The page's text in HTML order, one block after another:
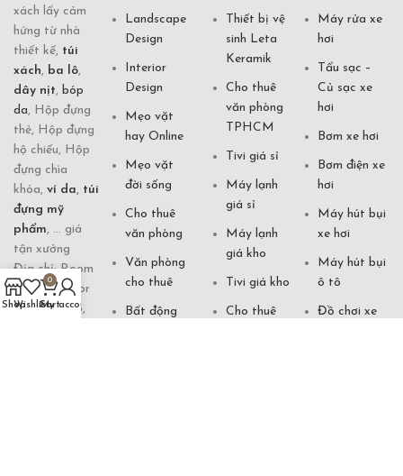
xách lấy cảm
hứng từ nhà
thiết kế, túi
xách, ba lô,
dây nịt, bóp
da, Hộp đựng
thẻ, Hộp đựng
hộ chiếu, Hộp
đựng chìa
khóa, ví da, túi
đựng mỹ
phẩm, ... giá
tận xưởng
Địa chỉ: Room
70861, 5 floor
of building 5,
Landscape
Design
Interior
Design
Mẹo vặt
hay Online
Mẹo vặt
đời sống
Cho thuê
văn phòng
Văn phòng
cho thuê
Bất động
Thiết bị vệ
sinh Leta
Keramik
Cho thuê
văn phòng
TPHCM
Tivi giá sỉ
Máy lạnh
giá sỉ
Máy lạnh
giá kho
Tivi giá kho
Cho thuê
Máy rửa xe
hơi
Tẩu sạc –
Củ sạc xe
hơi
Bơm xe hơi
Bơm điện xe
hơi
Máy hút bụi
xe hơi
Máy hút bụi
ô tô
Đồ chơi xe
ShopWishlist
0
Cart
My account